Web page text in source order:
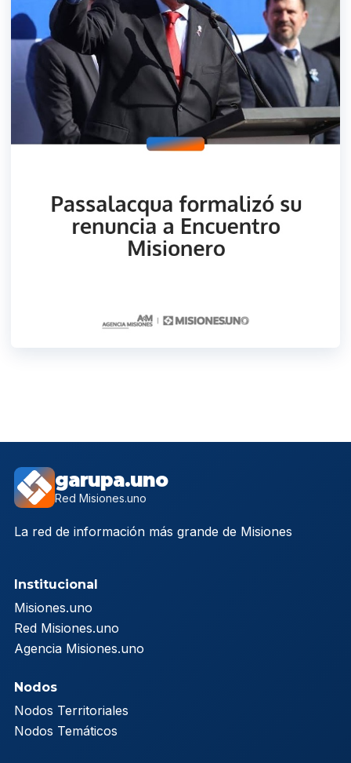
garupa.uno
Red Misiones.uno
La red de información más grande de Misiones
Institucional
Misiones.uno
Red Misiones.uno
Agencia Misiones.uno
Nodos
Nodos Territoriales
Nodos Temáticos